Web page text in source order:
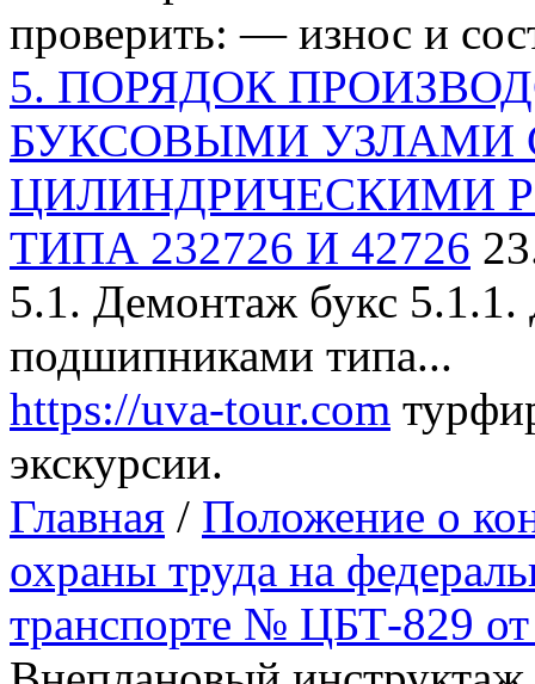
проверить: — износ и
5. ПОРЯДОК
БУКСОВЫМИ УЗЛАМИ
ЦИЛИНДРИЧЕСКИМИ
ТИПА 232726 И 42726
5.1. Демонтаж букс
подшипниками типа...
https://uva-tour.com
экскурсии.
Главная / Положение о
охраны труда на
транспорте № ЦБТ-829 от